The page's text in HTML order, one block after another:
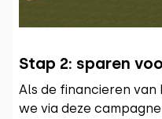
Stap 2: sparen
Als de financieren van
we via deze